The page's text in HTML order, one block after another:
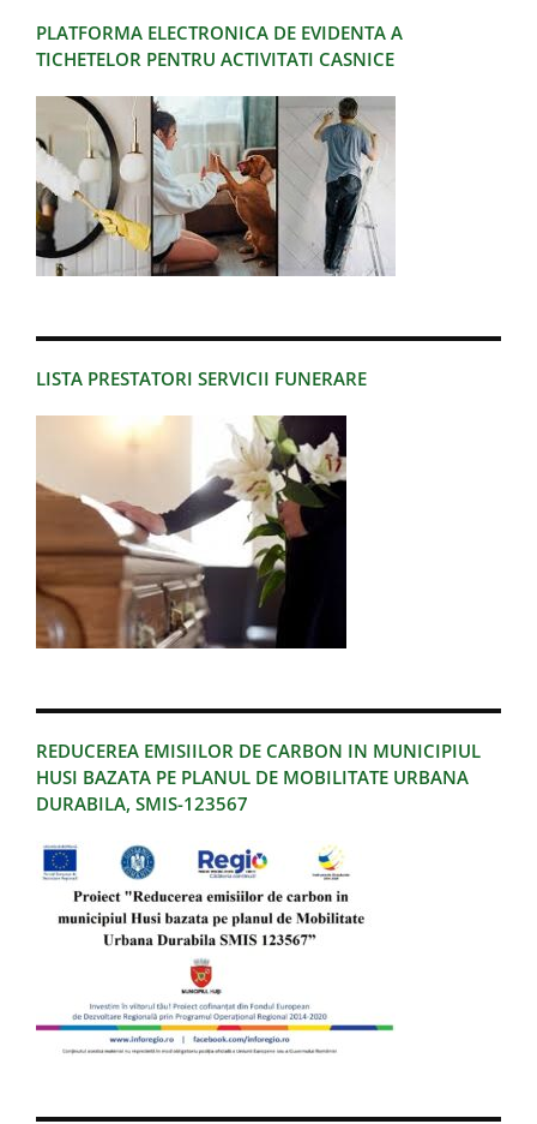
PLATFORMA ELECTRONICA DE EVIDENTA A
TICHETELOR PENTRU ACTIVITATI CASNICE
LISTA PRESTATORI SERVICII FUNERARE
REDUCEREA EMISIILOR DE CARBON IN MUNICIPIUL
HUSI BAZATA PE PLANUL DE MOBILITATE URBANA
DURABILA, SMIS-123567